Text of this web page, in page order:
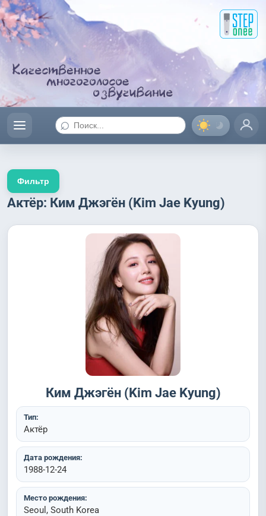
⌕
Актёр: Ким Джэгён (Kim Jae Kyung)
Ким Джэгён (Kim Jae Kyung)
Тип:
Актёр
Дата рождения:
1988-12-24
Место рождения:
Seoul, South Korea
Фильтр